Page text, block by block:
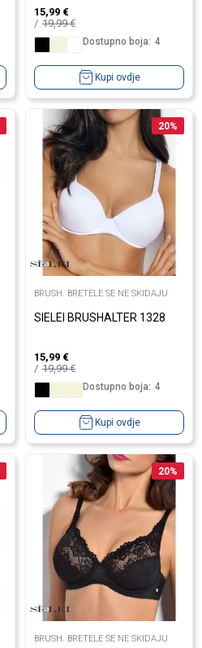
15,99 €
19,99€
Dostupno boja: 4
Kupi ovdje
20%
BRUSH. BRETELE SE NE SKIDAJU
SIELEI BRUSHALTER 1328
15,99 €
19,99€
Dostupno boja: 4
Kupi ovdje
20%
BRUSH. BRETELE SE NE SKIDAJU